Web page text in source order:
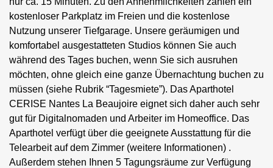
kostenloser Parkplatz im Freien und die kostenlose
Nutzung unserer Tiefgarage. Unsere geräumigen und
komfortabel ausgestatteten Studios können Sie auch
während des Tages buchen, wenn Sie sich ausruhen
möchten, ohne gleich eine ganze Übernachtung buchen zu
müssen (siehe Rubrik “Tagesmiete”). Das Aparthotel
CERISE Nantes La Beaujoire eignet sich daher auch sehr
gut für Digitalnomaden und Arbeiter im Homeoffice. Das
Aparthotel verfügt über die geeignete Ausstattung für die
Telearbeit auf dem Zimmer (weitere Informationen) .
Außerdem stehen Ihnen 5 Tagungsräume zur Verfügung